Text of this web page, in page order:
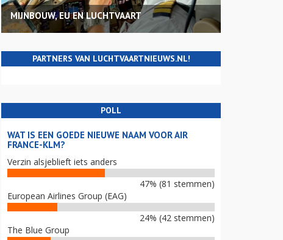
MIJNBOUW, EU EN LUCHTVAART
PARTNERS VAN LUCHTVAARTNIEUWS.NL!
POLL
WAT IS EEN GOEDE NIEUWE NAAM VOOR AIR
FRANCE-KLM?
Verzin alsjeblieft iets anders
47% (81 stemmen)
European Airlines Group (EAG)
24% (42 stemmen)
The Blue Group